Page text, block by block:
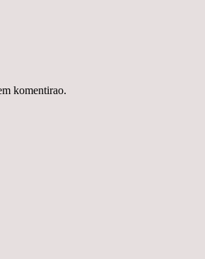
komentirao.